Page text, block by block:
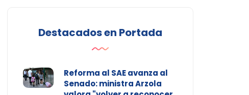
Destacados en Portada
Reforma al SAE avanza al
Senado: ministra Arzola